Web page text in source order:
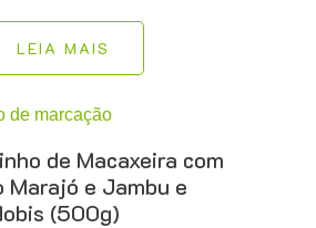
LEIA MAIS
de Macaxeira com
Marajó e Jambu e
(500g)